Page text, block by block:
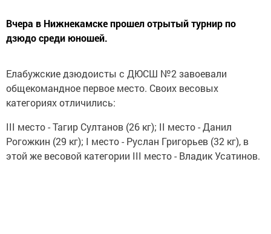
Вчера в Нижнекамске прошел отрытый турнир по
дзюдо среди юношей.
Елабужские дзюдоисты с ДЮСШ №2 завоевали
общекомандное первое место. Своих весовых
категориях отличились:
III место - Тагир Султанов (26 кг); II место - Данил
Рогожкин (29 кг); I место - Руслан Григорьев (32 кг), в
этой же весовой категории III место - Владик Усатинов.